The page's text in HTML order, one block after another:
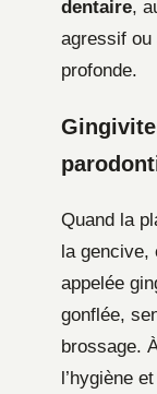
dentaire,
agressif ou
profonde.
Quand la
la gencive,
appelée
gonflée,
brossage.
l’hygiène